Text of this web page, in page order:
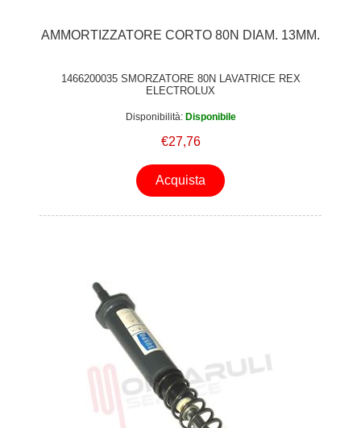
AMMORTIZZATORE CORTO 80N DIAM. 13MM.
1466200035 SMORZATORE 80N LAVATRICE REX
ELECTROLUX
Disponibilità: Disponibile
€27,76
Acquista